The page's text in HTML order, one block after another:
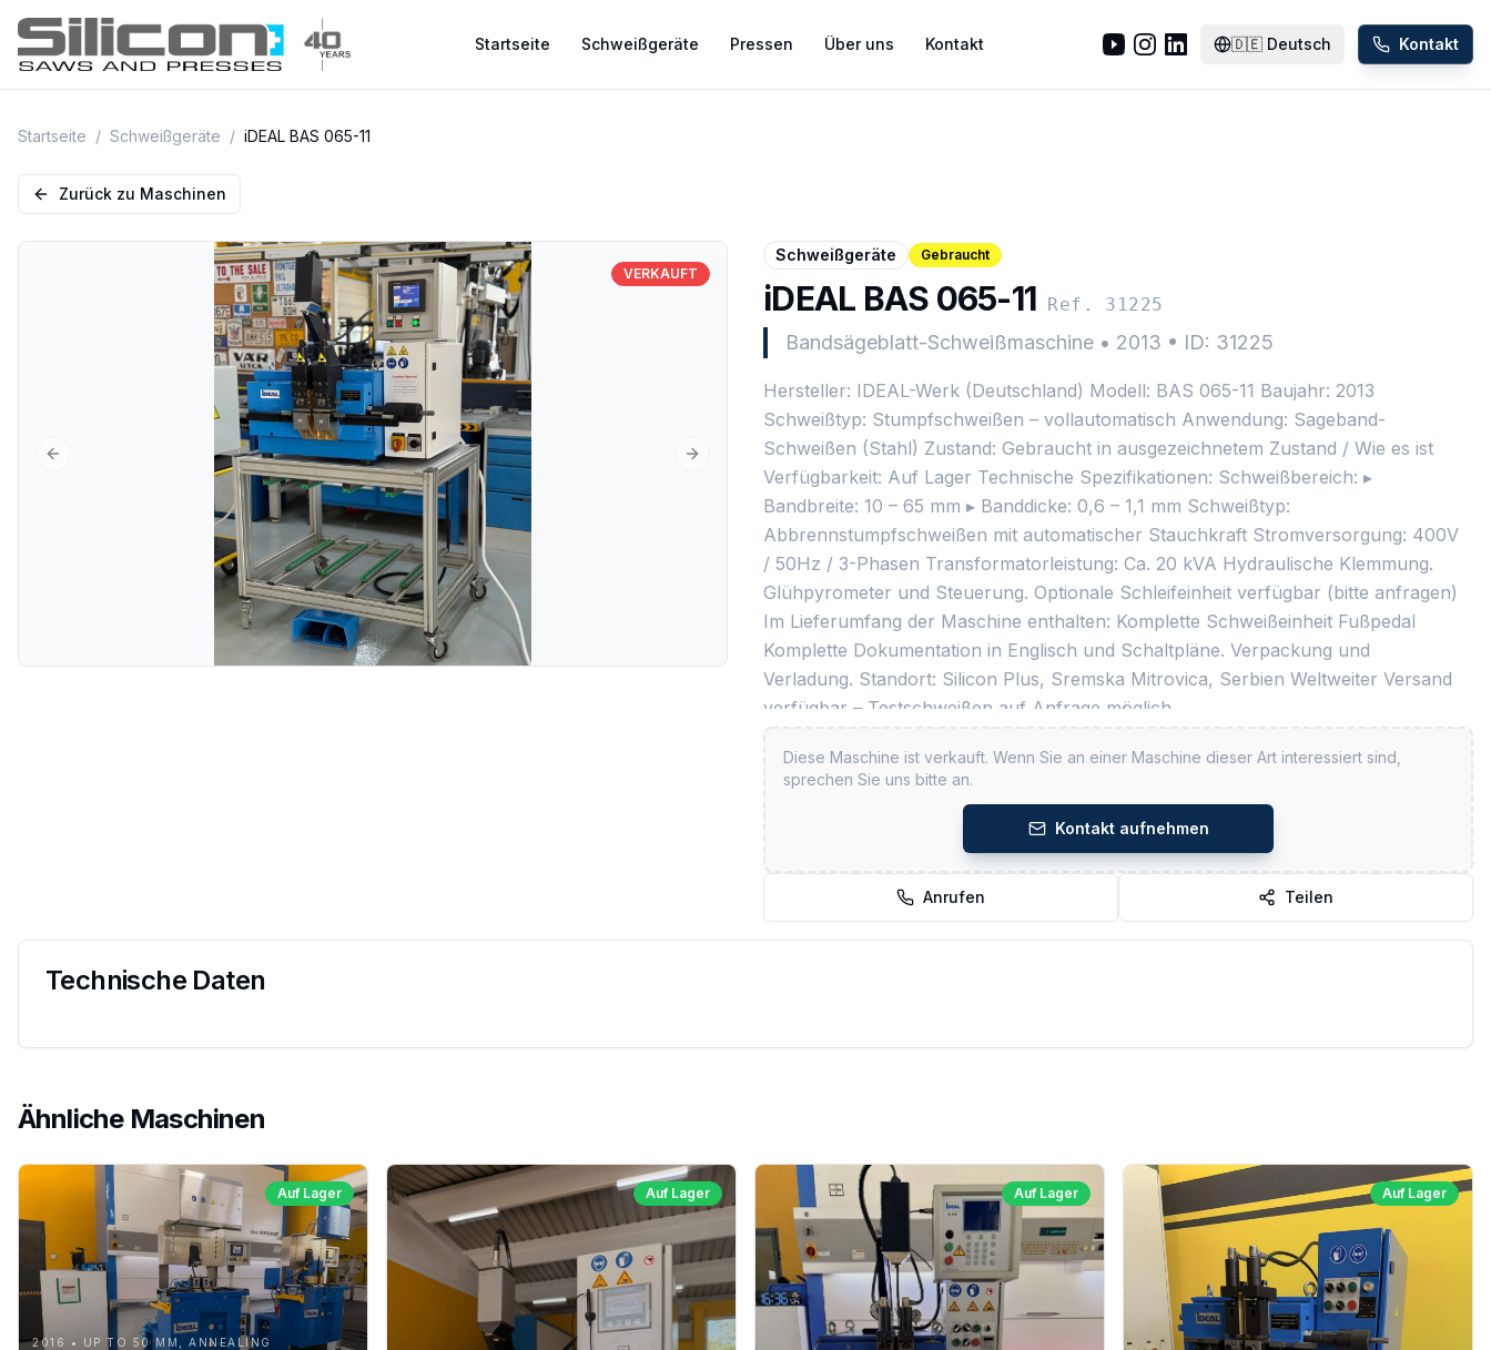
Startseite Schweißgeräte Pressen Über uns Kontakt 🇩🇪 Deutsch Kontakt
Startseite / Schweißgeräte / iDEAL BAS 065-11
Zurück zu Maschinen
Previous slide Next slide
VERKAUFT
Schweißgeräte Gebraucht
iDEAL BAS 065-11 Ref. 31225
Bandsägeblatt-Schweißmaschine • 2013 • ID: 31225
Hersteller: IDEAL-Werk (Deutschland) Modell: BAS 065-11 Baujahr: 2013
Schweißtyp: Stumpfschweißen – vollautomatisch Anwendung: Sageband-
Schweißen (Stahl) Zustand: Gebraucht in ausgezeichnetem Zustand / Wie es ist
Verfügbarkeit: Auf Lager Technische Spezifikationen: Schweißbereich: ▸
Bandbreite: 10 – 65 mm ▸ Banddicke: 0,6 – 1,1 mm Schweißtyp:
Abbrennstumpfschweißen mit automatischer Stauchkraft Stromversorgung: 400V
/ 50Hz / 3-Phasen Transformatorleistung: Ca. 20 kVA Hydraulische Klemmung.
Glühpyrometer und Steuerung. Optionale Schleifeinheit verfügbar (bitte anfragen)
Im Lieferumfang der Maschine enthalten: Komplette Schweißeinheit Fußpedal
Komplette Dokumentation in Englisch und Schaltpläne. Verpackung und
Verladung. Standort: Silicon Plus, Sremska Mitrovica, Serbien Weltweiter Versand
verfügbar – Testschweißen auf Anfrage möglich.
Diese Maschine ist verkauft. Wenn Sie an einer Maschine dieser Art interessiert sind,
sprechen Sie uns bitte an.
Kontakt aufnehmen
Anrufen Teilen
Technische Daten
Ähnliche Maschinen
Auf Lager
2016 • UP TO 50 MM, ANNEALING
Auf Lager Auf Lager Auf Lager